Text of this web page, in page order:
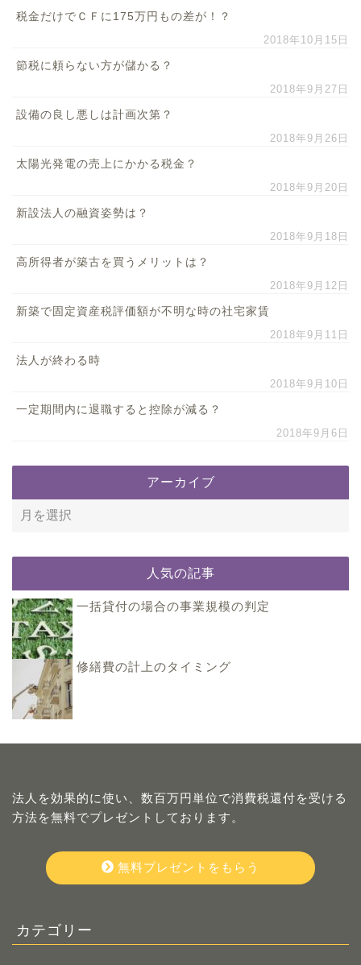
税金だけでＣＦに175万円もの差が！？
2018年10月15日
節税に頼らない方が儲かる？
2018年9月27日
設備の良し悪しは計画次第？
2018年9月26日
太陽光発電の売上にかかる税金？
2018年9月20日
新設法人の融資姿勢は？
2018年9月18日
高所得者が築古を買うメリットは？
2018年9月12日
新築で固定資産税評価額が不明な時の社宅家賃
2018年9月11日
法人が終わる時
2018年9月10日
一定期間内に退職すると控除が減る？
2018年9月6日
アーカイブ
人気の記事
一括貸付の場合の事業規模の判定
修繕費の計上のタイミング
法人を効果的に使い、数百万円単位で消費税還付を受ける
方法を無料でプレゼントしております。
無料プレゼントをもらう
カテゴリー